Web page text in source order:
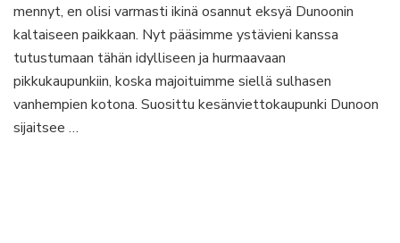
osannut
edes
unelmoida
mennyt, en olisi varmasti ikinä osannut eksyä Dunoonin
kaltaiseen paikkaan. Nyt pääsimme ystävieni kanssa
tutustumaan tähän idylliseen ja hurmaavaan
pikkukaupunkiin, koska majoituimme siellä sulhasen
vanhempien kotona. Suosittu kesänviettokaupunki Dunoon
sijaitsee …